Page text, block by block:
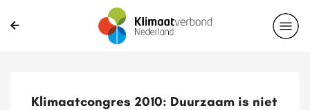
Klimaatcongres 2010: Duurzaam is niet